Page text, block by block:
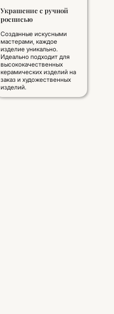
Украшение с ручной
росписью
Созданные искусными
мастерами, каждое
изделие уникально.
Идеально подходит для
высококачественных
керамических изделий на
заказ и художественных
изделий.